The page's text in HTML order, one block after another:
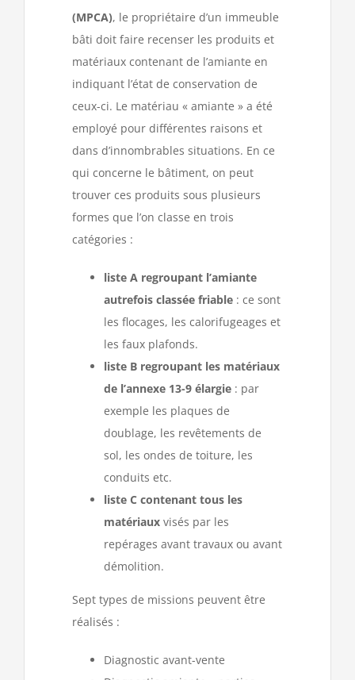
(MPCA), le propriétaire d’un immeuble
bâti doit faire recenser les produits et
matériaux contenant de l’amiante en
indiquant l’état de conservation de
ceux-ci. Le matériau « amiante » a été
employé pour différentes raisons et
dans d’innombrables situations. En ce
qui concerne le bâtiment, on peut
trouver ces produits sous plusieurs
formes que l’on classe en trois
catégories :
liste A regroupant l’amiante
autrefois classée friable : ce sont
les flocages, les calorifugeages et
les faux plafonds.
liste B regroupant les matériaux
de l’annexe 13-9 élargie : par
exemple les plaques de
doublage, les revêtements de
sol, les ondes de toiture, les
conduits etc.
liste C contenant tous les
matériaux visés par les
repérages avant travaux ou avant
démolition.
Sept types de missions peuvent être
réalisés :
Diagnostic avant-vente